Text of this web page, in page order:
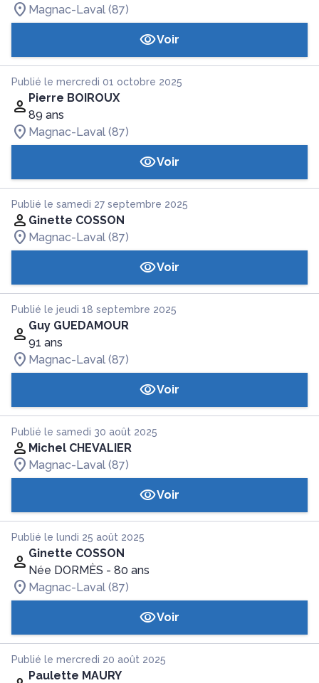
Magnac-Laval (87)
Voir
Publié le mercredi 01 octobre 2025
Pierre BOIROUX
89 ans
Magnac-Laval (87)
Voir
Publié le samedi 27 septembre 2025
Ginette COSSON
Magnac-Laval (87)
Voir
Publié le jeudi 18 septembre 2025
Guy GUEDAMOUR
91 ans
Magnac-Laval (87)
Voir
Publié le samedi 30 août 2025
Michel CHEVALIER
Magnac-Laval (87)
Voir
Publié le lundi 25 août 2025
Ginette COSSON
Née DORMÈS - 80 ans
Magnac-Laval (87)
Voir
Publié le mercredi 20 août 2025
Paulette MAURY